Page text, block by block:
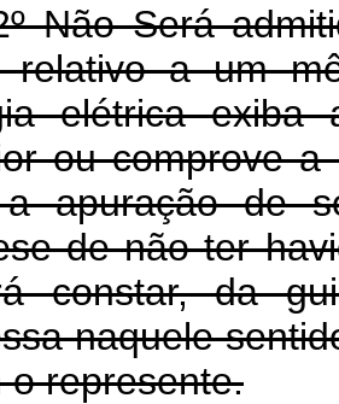
Não Será
relativo a um
elétrica exiba
ou comprove a
apuração de
de não ter
constar, da
naquele
o represente.